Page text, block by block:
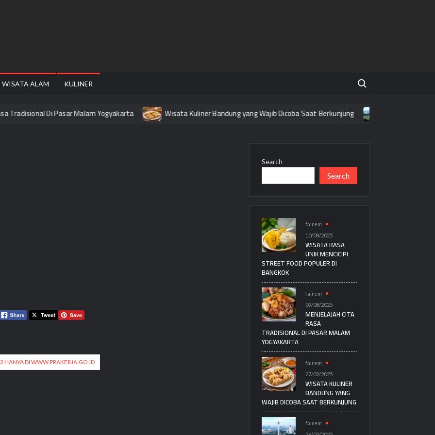
WISATA ALAM KULINER
Search for:
Di Pasar Malam Yogyakarta Wisata Kuliner Bandung yang Wajib Dicoba Saat Berkunjung
HANYA DI WWW.PRAKERJA.GO.ID
Search
Search
fairem
10/08/2025
WISATA RASA
UNIK MENCICIPI
STREET FOOD POPULER DI
BANGKOK
fairem
09/08/2025
MENJELAJAH CITA
RASA
TRADISIONAL DI PASAR MALAM
YOGYAKARTA
fairem
27/02/2025
WISATA KULINER
BANDUNG YANG
WAJIB DICOBA SAAT BERKUNJUNG
fairem